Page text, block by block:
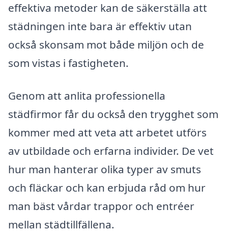
effektiva metoder kan de säkerställa att
städningen inte bara är effektiv utan
också skonsam mot både miljön och de
som vistas i fastigheten.
Genom att anlita professionella
städfirmor får du också den trygghet som
kommer med att veta att arbetet utförs
av utbildade och erfarna individer. De vet
hur man hanterar olika typer av smuts
och fläckar och kan erbjuda råd om hur
man bäst vårdar trappor och entréer
mellan städtillfällena.